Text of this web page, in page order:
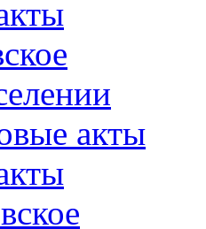
акты